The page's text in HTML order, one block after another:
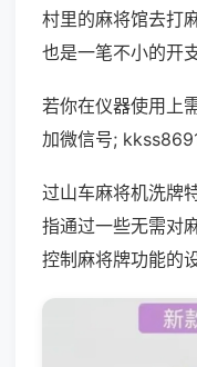
村里的麻将馆去打
也是一笔不小的开支
若你在仪器使用上
加微信号;
过山车麻将机洗牌
指通过一些无需对
控制麻将牌功能的